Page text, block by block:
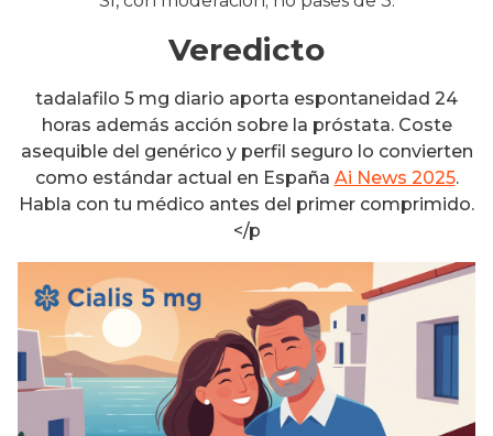
Veredicto
tadalafilo 5 mg diario aporta espontaneidad 24
horas además acción sobre la próstata. Coste
asequible del genérico y perfil seguro lo convierten
como estándar actual en España Ai News 2025.
Habla con tu médico antes del primer comprimido.
</p